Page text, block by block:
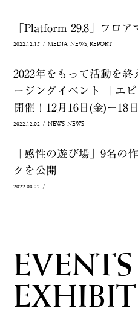
「Platform 29.8」フロア
2022.12.15 / MEDIA NEWS REPORT
2022年をもって活動を
ージングイベント 「エ
開催！12月16日(金)ー18
2022.12.02 / NEWS NEWS
「感性の遊び場」9名の
クを公開
2022.08.22 /